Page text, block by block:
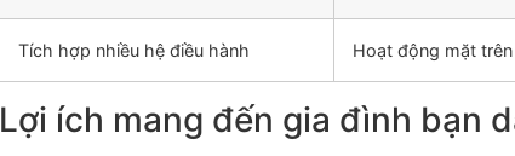
Tích hợp nhiều hệ điều hành Hoạt động mặt
Lợi ích mang đến gia đình bạn